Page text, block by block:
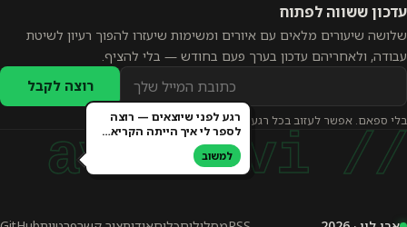
עדכון ששווה לפתוח
שלושה שיעורים מלאים עם איורים ומשימות שיעזרו להפוך רעיון לשיטת
עבודה, ולאחריהם עדכון בערך פעם בחודש — בלי להציף.
אימייל
להרשמה
לעדכונים
רוצה לקבל
בלי ספאם. אפשר לעזוב בכל רגע.
// avi levi
רגע לפני שיוצאים — רוצה
לספר לי איך הייתה הקריא…
למשוב